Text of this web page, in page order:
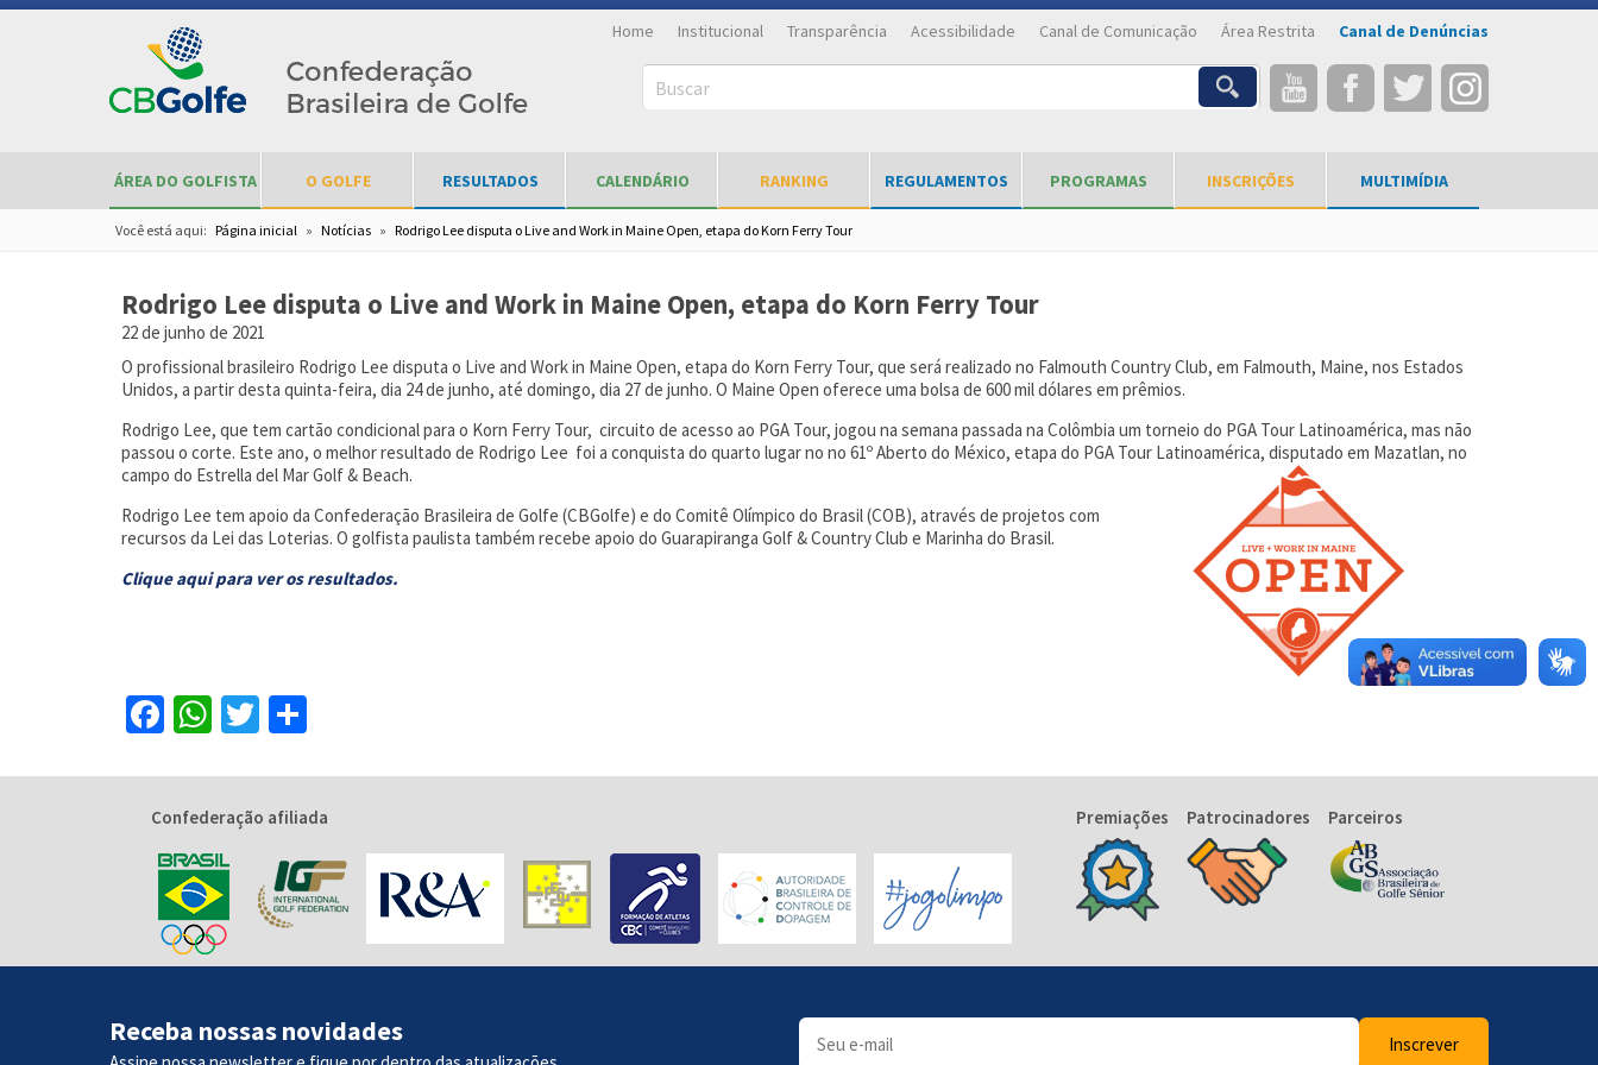
Home Institucional Transparência Acessibilidade Canal de Comunicação Área Restrita Canal de Denúncias
Buscar
ÁREA DO GOLFISTA O GOLFE RESULTADOS CALENDÁRIO RANKING REGULAMENTOS PROGRAMAS INSCRIÇÕES MULTIMÍDIA
Você está aqui: Página inicial » Notícias » Rodrigo Lee disputa o Live and Work in Maine Open, etapa do Korn Ferry Tour
Rodrigo Lee disputa o Live and Work in Maine Open, etapa do Korn Ferry Tour
22 de junho de 2021
O profissional brasileiro Rodrigo Lee disputa o Live and Work in Maine Open, etapa do Korn Ferry Tour, que será realizado no Falmouth Country Club, em Falmouth, Maine, nos Estados
Unidos, a partir desta quinta-feira, dia 24 de junho, até domingo, dia 27 de junho. O Maine Open oferece uma bolsa de 600 mil dólares em prêmios.
Rodrigo Lee, que tem cartão condicional para o Korn Ferry Tour, circuito de acesso ao PGA Tour, jogou na semana passada na Colômbia um torneio do PGA Tour Latinoamérica, mas não
passou o corte. Este ano, o melhor resultado de Rodrigo Lee foi a conquista do quarto lugar no no 61º Aberto do México, etapa do PGA Tour Latinoamérica, disputado em Mazatlan, no
campo do Estrella del Mar Golf & Beach.
Rodrigo Lee tem apoio da Confederação Brasileira de Golfe (CBGolfe) e do Comitê Olímpico do Brasil (COB), através de projetos com
recursos da Lei das Loterias. O golfista paulista também recebe apoio do Guarapiranga Golf & Country Club e Marinha do Brasil.
Clique aqui para ver os resultados.
Facebook
WhatsApp
Twitter
Confederação afiliada Parceiros
Patrocinadores
Premiações
Receba nossas novidades Inscrever